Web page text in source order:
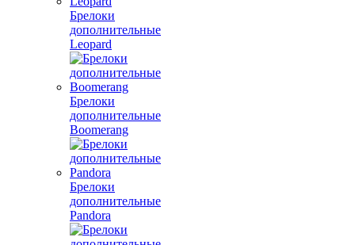
Брелоки
дополнительные
Leopard
Брелоки
дополнительные
Boomerang
Брелоки
дополнительные
Pandora